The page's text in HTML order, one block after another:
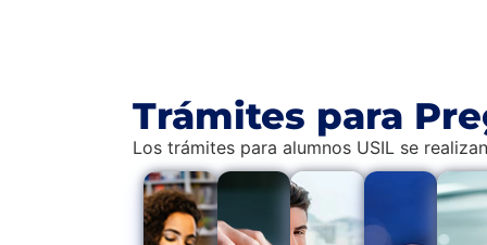
Trámites para
Los trámites para alumnos USIL se